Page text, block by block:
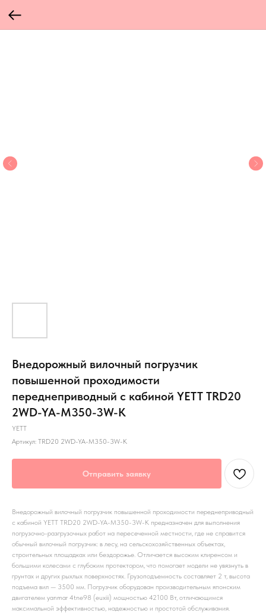
Внедорожный вилочный погрузчик
повышенной проходимости
переднеприводный с кабиной YETT TRD20
2WD-YA-M350-3W-K
YETT
Артикул: TRD20 2WD-YA-M350-3W-K
Отправить заявку
Внедорожный вилочный погрузчик повышенной проходимости переднеприводный
с кабиной YETT TRD20 2WD-YA-M350-3W-K предназначен для выполнения
погрузочно-разгрузочных работ на пересеченной местности, где не справится
обычный вилочный погрузчик: в лесу, на сельскохозяйственных объектах,
строительных площадках или бездорожье. Отличается высоким клиренсом и
большими колесами с глубоким протектором, что помогает модели не увязнуть в
грунтах и других рыхлых поверхностях. Грузоподъемность составляет 2 т, высота
подъема вил — 3500 мм. Погрузчик оборудован производительным японским
двигателем yanmar 4tne98 (euxiii) мощностью 42100 Вт, отличающимся
максимальной эффективностью, надежностью и простотой обслуживания.